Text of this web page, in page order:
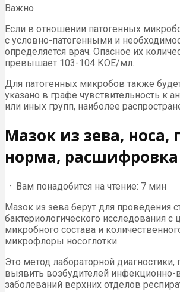
Важно
Если в отношении патогенных
с условно-патогенными и
определяется врач. Опасное их
превышает 103-104 КОЕ/мл.
Для патогенных микробов также
указано в графе чувствительность к
или иных групп, наиболее
Мазок из зева, носа,
норма, расшифровка
· Вам понадобится на чтение: 7 мин
Мазок из зева берут для проведения
бактериологического исследования с
микробного состава и
микрофлоры носоглотки.
Это метод лабораторной
выявить возбудителей инфекционно-
заболеваний верхних отделов